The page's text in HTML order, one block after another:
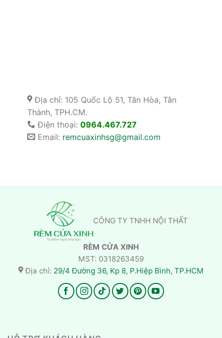
Địa chỉ: 105 Quốc Lộ 51, Tân Hòa, Tân
Thành, TPH.CM.
Điện thoại: 0964.467.727
Email: remcuaxinhsg@gmail.com
CÔNG TY TNHH NỘI THẤT
RÈM CỬA XINH
MST: 0318263459
Địa chỉ: 29/4 Đường 36, Kp 8, P.Hiệp Bình, TP.HCM